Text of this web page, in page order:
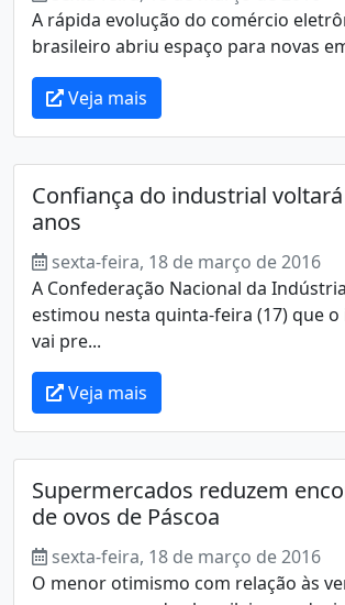
A rápida evolução do comércio
brasileiro abriu espaço para novas
Veja mais
Confiança do industrial
anos
sexta-feira, 18 de março de 2016
A Confederação Nacional da
estimou nesta quinta-feira (17) que
vai pre...
Veja mais
Supermercados reduzem
de ovos de Páscoa
sexta-feira, 18 de março de 2016
O menor otimismo com relação às